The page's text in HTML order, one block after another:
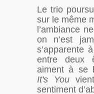
Le trio
sur le même
l’ambiance
on n’est
s’apparente
entre deux
aiment à se
It's Youvient
sentiment